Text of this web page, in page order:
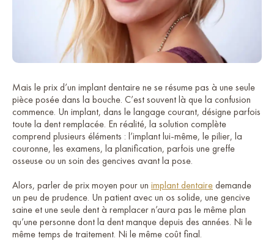
Mais le prix d’un implant dentaire ne se résume pas à une seule
pièce posée dans la bouche. C’est souvent là que la confusion
commence. Un implant, dans le langage courant, désigne parfois
toute la dent remplacée. En réalité, la solution complète
comprend plusieurs éléments : l’implant lui-même, le pilier, la
couronne, les examens, la planification, parfois une greffe
osseuse ou un soin des gencives avant la pose.
Alors, parler de prix moyen pour un implant dentairedemande
un peu de prudence. Un patient avec un os solide, une gencive
saine et une seule dent à remplacer n’aura pas le même plan
qu’une personne dont la dent manque depuis des années. Ni le
même temps de traitement. Ni le même coût final.